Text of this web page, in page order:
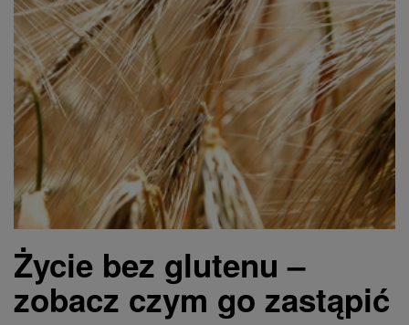
Życie bez glutenu –
zobacz czym go zastąpić